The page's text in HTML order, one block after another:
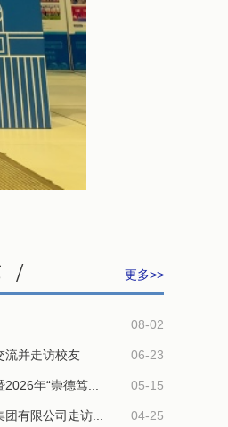
/ 更多>>
08-02
06-23
流并走访校友
05-15
年“崇德笃...
04-25
有限公司走访...